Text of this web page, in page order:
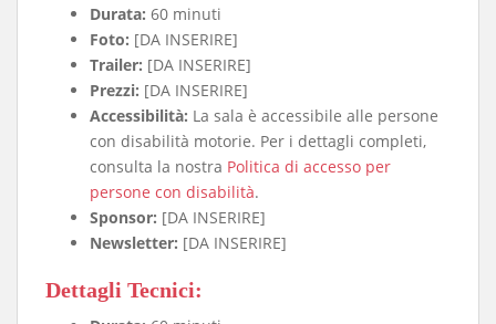
Durata: 60 minuti
Foto: [DA INSERIRE]
Trailer: [DA INSERIRE]
Prezzi: [DA INSERIRE]
Accessibilità: La sala è accessibile alle persone
con disabilità motorie. Per i dettagli completi,
consulta la nostra Politica di accesso per
persone con disabilità.
Sponsor: [DA INSERIRE]
Newsletter: [DA INSERIRE]
Dettagli Tecnici: